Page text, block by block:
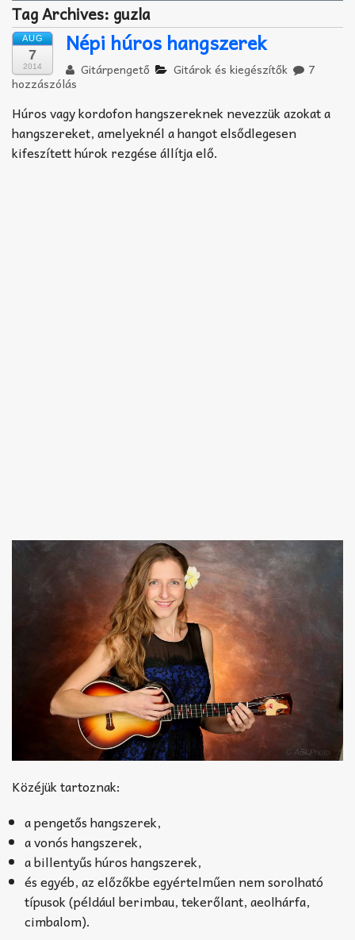
Zeneiskolák
Zeneszerzés alapjai
Akkord-kotta
TABok
Improvizáció
Tag Archives: guzla
AUG
7
2014
Népi húros hangszerek
Gitárpengető Gitárok és kiegészítők
7
hozzászólás
Húros vagy kordofon hangszereknek nevezzük azokat a
hangszereket, amelyeknél a hangot elsődlegesen
kifeszített húrok rezgése állítja elő.
Közéjük tartoznak:
a pengetős hangszerek,
a vonós hangszerek,
a billentyűs húros hangszerek,
és egyéb, az előzőkbe egyértelműen nem sorolható
típusok (például berimbau, tekerőlant, aeolhárfa,
cimbalom).